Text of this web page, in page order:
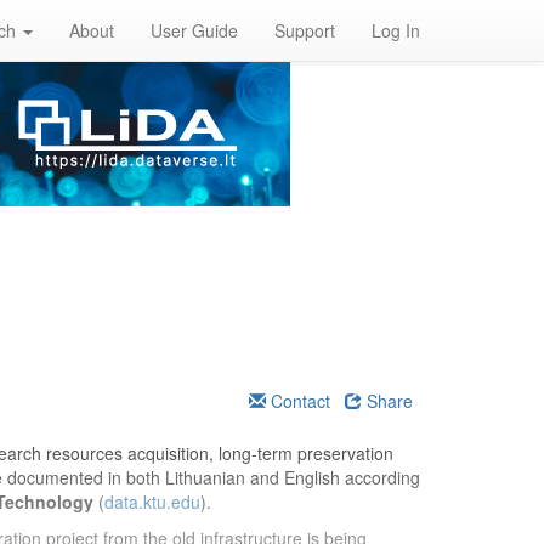
About User Guide Support Log In
Contact Share
resources acquisition, long-term preservation
in both Lithuanian and English according
(data.ktu.edu).
project from the old infrastructure is being